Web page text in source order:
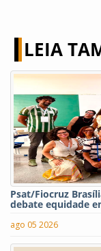
LEIA
Psat/Fiocruz
debate equidade
ago 05 2026